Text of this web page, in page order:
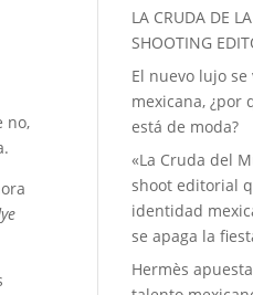
no,
LA CRUDA DE
SHOOTING
El nuevo lujo se
mexicana, ¿por
está de moda?
«La Cruda del
shoot editorial
identidad
se apaga la
Hermès